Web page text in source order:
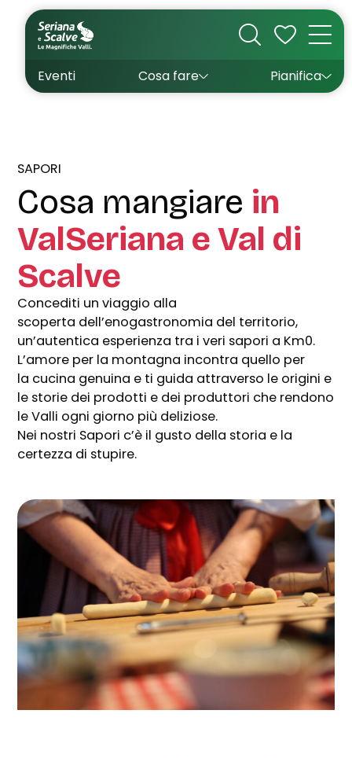
Eventi Cosa fare
Cultura
Outdoor
Pianifica
Dove dormire
Come arrivare
Come muoversi
Wishlist
SAPORI
Cosa mangiare in
ValSeriana e Val di
Scalve
Concediti un viaggio alla
scoperta dell’enogastronomia del territorio,
un’autentica esperienza tra i veri sapori a Km0.
L’amore per la montagna incontra quello per
la cucina genuina e ti guida attraverso le origini e
le storie dei prodotti e dei produttori che rendono
le Valli ogni giorno più deliziose.
Nei nostri Sapori c’è il gusto della storia e la
certezza di stupire.